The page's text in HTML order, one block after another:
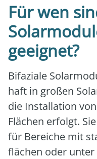
Für wen
geeignet?
Bifa­zia­le
haft in gro­ßen
die Instal­la­ti­on
Flä­chen erfolgt.
für Berei­che mit
flä­chen oder